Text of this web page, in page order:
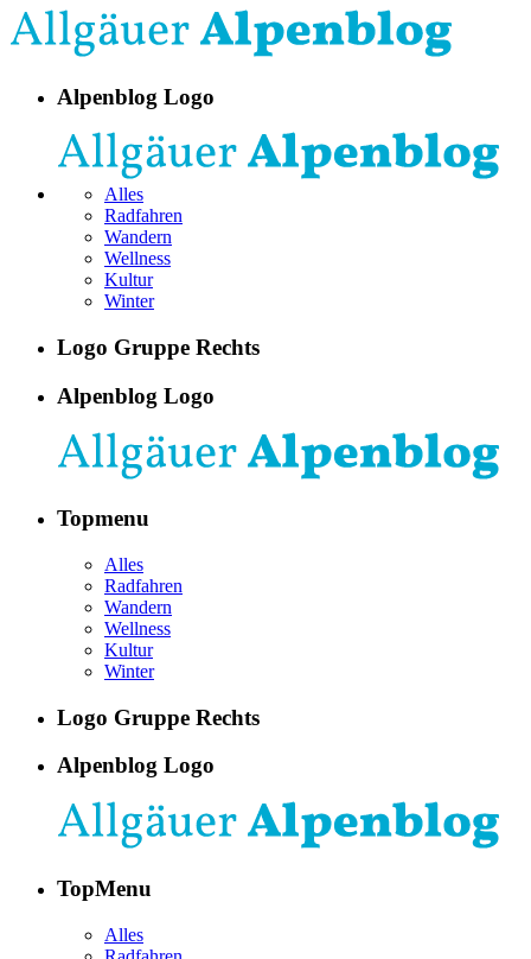
Alpenblog Logo
Alles
Radfahren
Wandern
Wellness
Kultur
Winter
Logo Gruppe Rechts
Alpenblog Logo
Topmenu
Alles
Radfahren
Wandern
Wellness
Kultur
Winter
Logo Gruppe Rechts
Alpenblog Logo
TopMenu
Alles